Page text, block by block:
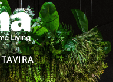
TAVIRA